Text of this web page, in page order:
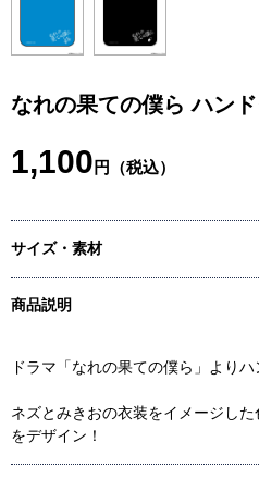
なれの果ての僕ら ハン
1,100 円（税込）
サイズ・素材
商品説明
ドラマ「なれの果ての僕ら」よりハ
ネズとみきおの衣装をイメージし
をデザイン！